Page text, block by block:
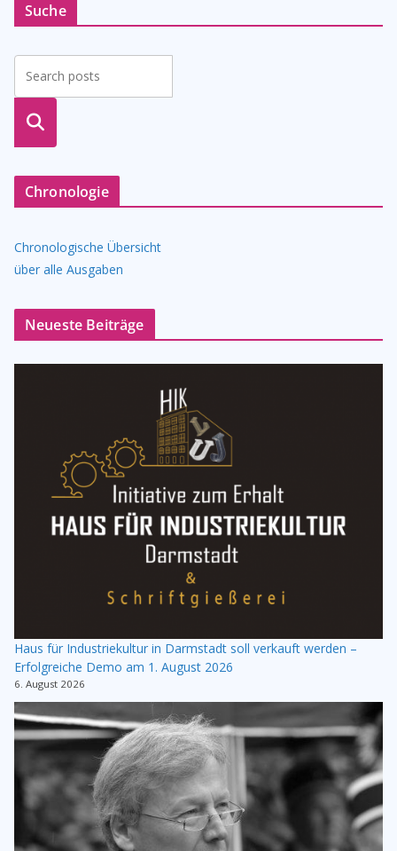
Suche
suche
Chronologie
Chronologische Übersicht
über alle Ausgaben
Neueste Beiträge
Haus für Industriekultur in Darmstadt soll verkauft werden –
Erfolgreiche Demo am 1. August 2026
6. August 2026